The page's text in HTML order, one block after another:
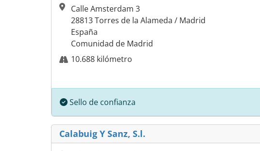
Calle Amsterdam 3
28813 Torres de la Alameda / Madrid
España
Comunidad de Madrid
10.688 kilómetro
Sello de confianza
Calabuig Y Sanz, S.l.